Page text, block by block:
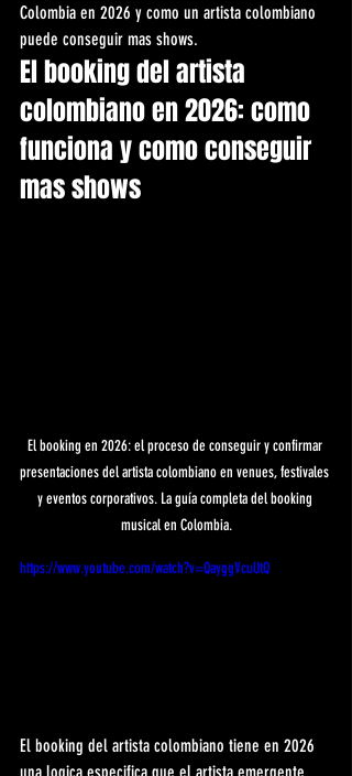
Colombia en 2026 y como un artista colombiano
puede conseguir mas shows.
El booking del artista
colombiano en 2026: como
funciona y como conseguir
mas shows
El booking en 2026: el proceso de conseguir y confirmar
presentaciones del artista colombiano en venues, festivales
y eventos corporativos. La guía completa del booking
musical en Colombia.
https://www.youtube.com/watch?v=QayggVcuUtQ
El booking del artista colombiano tiene en 2026